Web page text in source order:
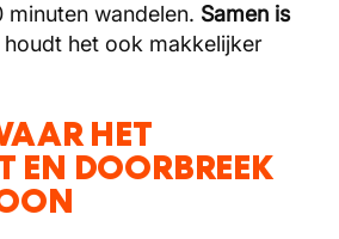
wandelen. Samen is
houdt het ook makkelijker
HET
EN DOORBREEK